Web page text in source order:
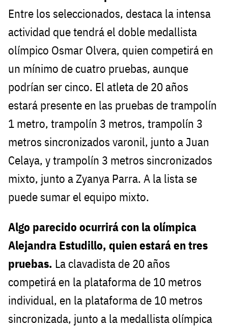
Entre los seleccionados, destaca la intensa
actividad que tendrá el doble medallista
olímpico Osmar Olvera, quien competirá en
un mínimo de cuatro pruebas, aunque
podrían ser cinco. El atleta de 20 años
estará presente en las pruebas de trampolín
1 metro, trampolín 3 metros, trampolín 3
metros sincronizados varonil, junto a Juan
Celaya, y trampolín 3 metros sincronizados
mixto, junto a Zyanya Parra. A la lista se
puede sumar el equipo mixto.
Algo parecido ocurrirá con la olímpica
Alejandra Estudillo, quien estará en tres
pruebas. La clavadista de 20 años
competirá en la plataforma de 10 metros
individual, en la plataforma de 10 metros
sincronizada, junto a la medallista olímpica